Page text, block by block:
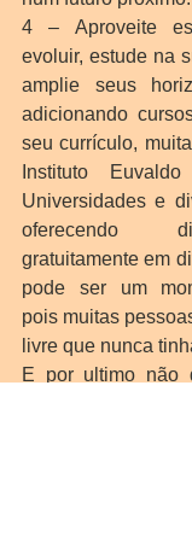
4 – Aproveite
evoluir, estude na
amplie seus
adicionando
seu currículo,
Instituto
Universidades e
oferecendo
gratuitamente em
pode ser um
pois muitas
livre que nunca
E por ultimo não